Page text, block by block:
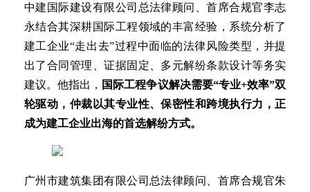
中建国际建设有限公司总法律顾问、首席合规官李志
永结合其深耕国际工程领域的丰富经验，系统分析了
建工企业“走出去”过程中面临的法律风险类型，并提
出了合同管理、证据固定、多元解纷条款设计等务实
建议。他指出， 国际工程争议解决需要“专业+效率”双
轮驱动，仲裁以其专业性、保密性和跨境执行力，正
成为建工企业出海的首选解纷方式。
广州市建筑集团有限公司总法律顾问、首席合规官朱